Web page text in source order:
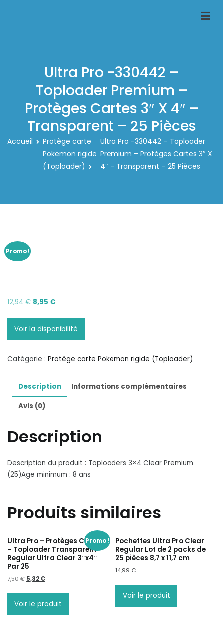
Ultra Pro -330442 –
Toploader Premium –
Protèges Cartes 3″ X 4″ –
Transparent – 25 Pièces
Accueil
Protège carte
Pokemon rigide
(Toploader)
Ultra Pro -330442 – Toploader
Premium – Protèges Cartes 3″ X
4″ – Transparent – 25 Pièces
Promo !
12,94€ Le
initial
était :
8,95 €
actuel
Voir la disponibilité
Catégorie : Protège carte Pokemon rigide (Toploader)
Description Informations complémentaires
Avis (0)
Description
Description du produit : Toploaders 3×4 Clear Premium
(25)Age minimum : 8 ans
Produits similaires
Promo !
Ultra Pro – Protèges Cartes
– Toploader Transparent
Regular Ultra Clear 3″x4″
Par 25
7,50€ Le
était :
5,32€Le
est :
Voir le produit
Pochettes Ultra Pro Clear
Regular Lot de 2 packs de
25 pièces 8,7 x 11,7 cm
14,99€
Voir le produit